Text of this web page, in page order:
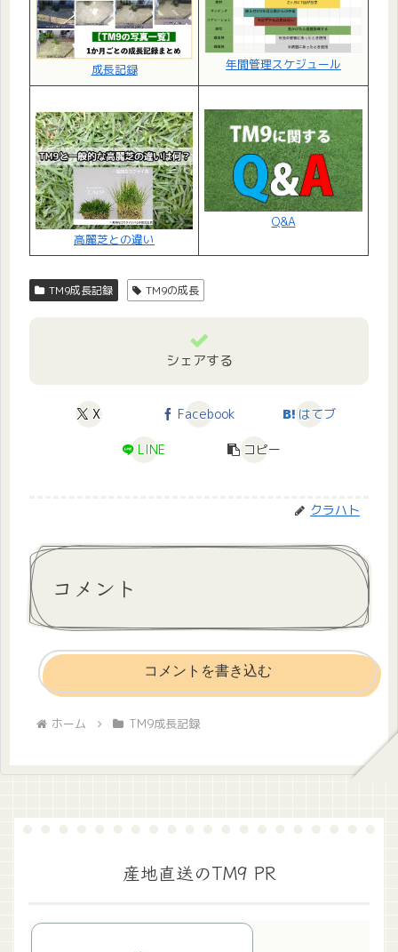
成長記録 年間管理スケジュール
高麗芝との違い
Q&A
TM9成長記録 TM9の成長
シェアする
X Facebook はてブ
LINE コピー
クラハト
コメント
コメントを書き込む
ホーム TM9成長記録
産地直送のTM9 PR